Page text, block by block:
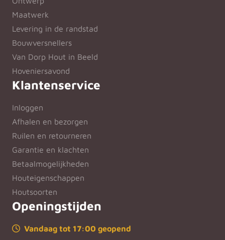
Maatwerk
Levering in de randstad
Bouwversnellers
Van Dorp Hout in Beeld
Hoveniersavond
Klantenservice
Inloggen
Afhalen en bezorgen
Ruilen en retourneren
Garantie en klachten
Betaalmogelijkheden
Houteigenschappen
Houtsoorten
Openingstijden
Vandaag tot 17:00 geopend